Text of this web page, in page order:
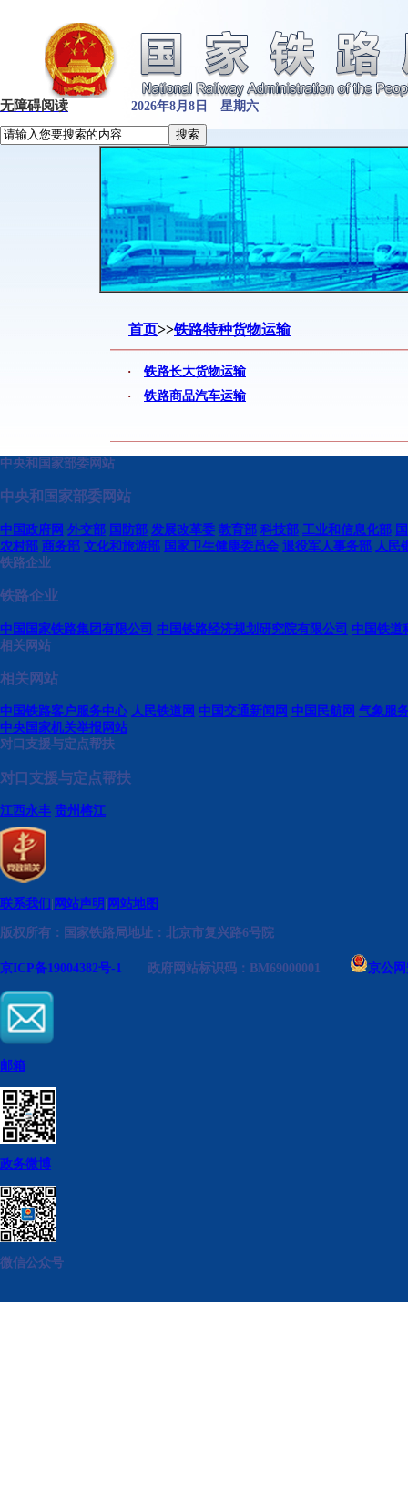
无障碍阅读 2026年8月8日 星期六
首页>>铁路特种货物运输
·
铁路长大货物运输
·
铁路商品汽车运输
中央和国家部委网站
中央和国家部委网站
中国政府网 外交部 国防部 发展改革委 教育部 科技部 工业和信息化部
农村部 商务部 文化和旅游部 国家卫生健康委员会 退役军人事务部 人民
铁路企业
铁路企业
中国国家铁路集团有限公司 中国铁路经济规划研究院有限公司 中国铁道
相关网站
相关网站
中国铁路客户服务中心 人民铁道网 中国交通新闻网 中国民航网 气象服
中央国家机关举报网站
对口支援与定点帮扶
对口支援与定点帮扶
江西永丰 贵州榕江
联系我们 网站声明 网站地图
版权所有：国家铁路局地址：北京市复兴路6号院
京ICP备19004382号-1 政府网站标识码：BM69000001 京公网
邮箱
政务微博
微信公众号